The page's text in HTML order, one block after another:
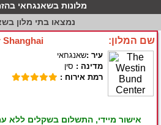
מלונות בשאנגחאי
נמצאובתי מלון
Shanghai שם המלון:
עיר :שאנגחאי
מדינה : סין
רמת אירוח :
אישור מיידי, התשלום בשקלים ללא